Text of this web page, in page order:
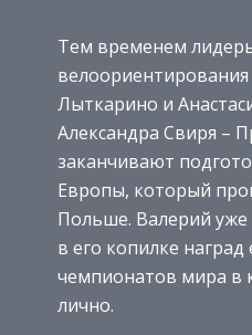
Тем временем
Лыткарино и
Александра Свиря –
заканчивают
Европы, который
Польше. Валерий
в его копилке наград
чемпионатов мира в
лично.